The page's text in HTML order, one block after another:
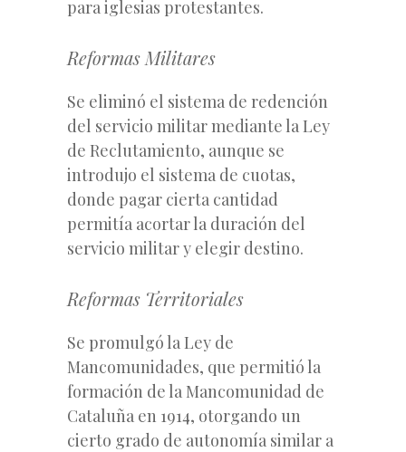
para iglesias protestantes.
Reformas Militares
Se eliminó el sistema de redención
del servicio militar mediante la Ley
de Reclutamiento, aunque se
introdujo el sistema de cuotas,
donde pagar cierta cantidad
permitía acortar la duración del
servicio militar y elegir destino.
Reformas Territoriales
Se promulgó la Ley de
Mancomunidades, que permitió la
formación de la Mancomunidad de
Cataluña en 1914, otorgando un
cierto grado de autonomía similar a